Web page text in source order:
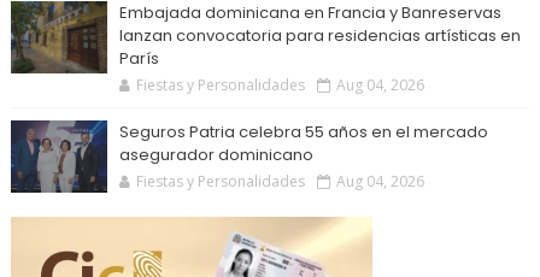
Embajada dominicana en Francia y Banreservas
lanzan convocatoria para residencias artísticas en
París
Fiestas y Personalidades Aug 04, 2026
Seguros Patria celebra 55 años en el mercado
asegurador dominicano
Fiestas y Personalidades Aug 04, 2026